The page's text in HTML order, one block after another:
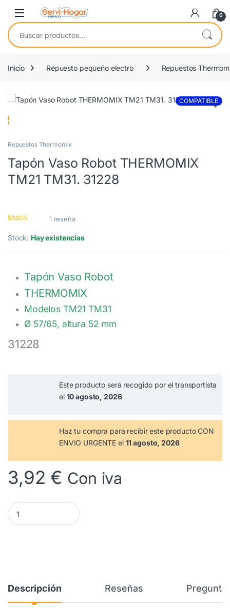
Saltar a navegación
saltar al contenido
Open 0
Buscar por:
Inicio Repuesto pequeño electro Repuestos
COMPATIBLE
Repuestos Thermomix
Tapón Vaso Robot THERMOMIX
TM21 TM31. 31228
5.00de 5 en
base a
valoración de
1 reseña
Stock: Hay existencias
Tapón Vaso Robot
THERMOMIX
Modelos TM21 TM31
Ø 57/65, altura 52 mm
31228
Este producto será recogido por el transportista
el 10 agosto, 2026
Haz tu compra para recibir este producto CON
ENVIO URGENTE el 11 agosto, 2026
3,92 € Con iva
Tapón Vaso Robot THERMOMIX TM21 TM31. 31228 cantidad
Descripción Reseñas